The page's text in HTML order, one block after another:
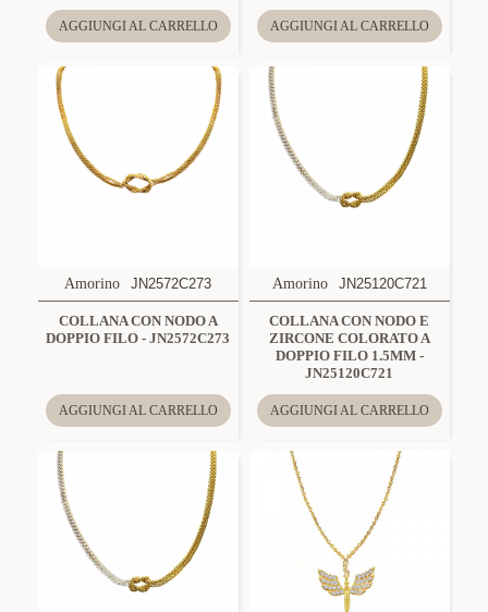
AGGIUNGI AL CARRELLO AGGIUNGI AL CARRELLO
Amorino JN2572C273
COLLANA CON NODO A
DOPPIO FILO - JN2572C273
AGGIUNGI AL CARRELLO
Amorino JN25120C721
COLLANA CON NODO E
ZIRCONE COLORATO A
DOPPIO FILO 1.5MM -
JN25120C721
AGGIUNGI AL CARRELLO